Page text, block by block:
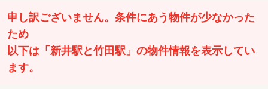
申し訳ございません。条件にあう物件が少なかった
ため
以下は「新井駅と竹田駅」の物件情報を表示してい
ます。